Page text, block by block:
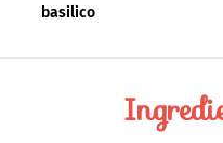
basilico